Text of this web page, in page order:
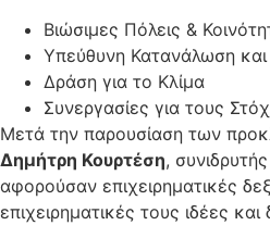
Βιώσιμες Πόλεις &
Υπεύθυνη Κατανάλωση
Δράση για το Κλίμα
Συνεργασίες για τους
Μετά την παρουσίαση των
Δημήτρη Κουρτέση,
αφορούσαν επιχειρηματικές
επιχειρηματικές τους ιδέες